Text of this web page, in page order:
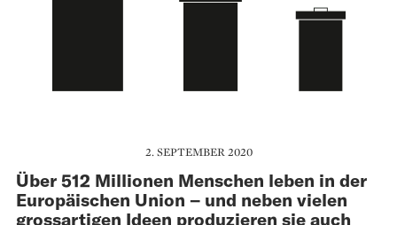
2. SEPTEMBER 2020
Über 512 Millionen Menschen leben in der
Europäischen Union – und neben vielen
grossartigen Ideen produzieren sie auch